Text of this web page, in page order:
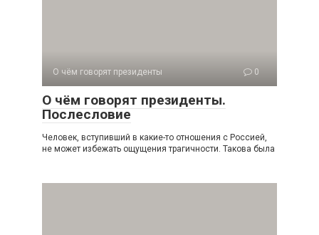
О чём говорят президенты 0
О чём говорят президенты.
Послесловие
Человек, вступивший в какие-то отношения с Россией,
не может избежать ощущения трагичности. Такова была